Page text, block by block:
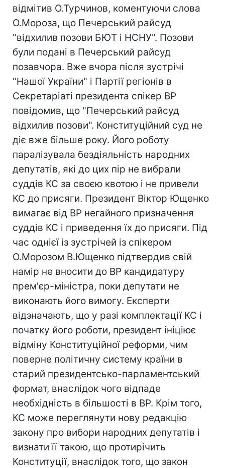
відмітив О.Турчинов, коментуючи слова
О.Мороза, що Печерський райсуд
"відхилив позови БЮТ і НСНУ". Позови
були подані в Печерський райсуд
позавчора. Вже вчора після зустрічі
"Нашої України" і Партії регіонів в
Секретаріаті президента спікер ВР
повідомив, що "Печерський райсуд
відхилив позови". Конституційний суд не
діє вже більше року. Його роботу
паралізувала бездіяльність народних
депутатів, які до цих пір не вибрали
суддів КС за своєю квотою і не привели
КС до присяги. Президент Віктор Ющенко
вимагає від ВР негайного призначення
суддів КС і приведення їх до присяги. Під
час однієї із зустрічей із спікером
О.Морозом В.Ющенко підтвердив свій
намір не вносити до ВР кандидатуру
прем'єр-міністра, поки депутати не
виконають його вимогу. Експерти
відзначають, що у разі комплектації КС і
початку його роботи, президент ініціює
відміну Конституційної реформи, чим
поверне політичну систему країни в
старий президентсько-парламентський
формат, внаслідок чого відпаде
необхідність в більшості в ВР. Крім того,
КС може переглянути нову редакцію
закону про вибори народних депутатів і
визнати її такою, що протирічить
Конституції, внаслідок того, що закон